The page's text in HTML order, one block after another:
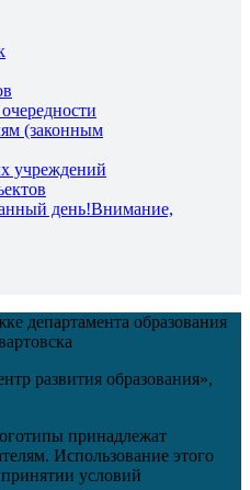
(законным
учреждений
Внимание,
департамента образования
развития образования»,
принадлежат
Использование этого
принятии условий